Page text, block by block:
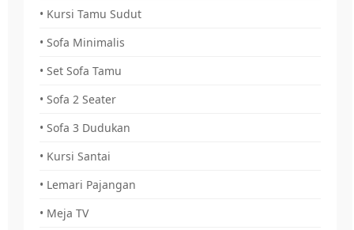
• Kursi Tamu Sudut
• Sofa Minimalis
• Set Sofa Tamu
• Sofa 2 Seater
• Sofa 3 Dudukan
• Kursi Santai
• Lemari Pajangan
• Meja TV